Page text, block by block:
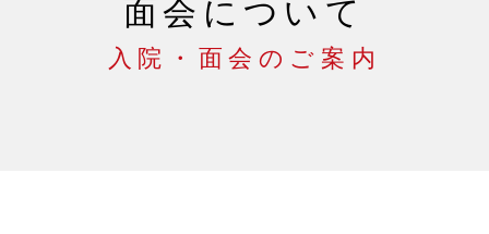
面会について
入院・面会のご案内